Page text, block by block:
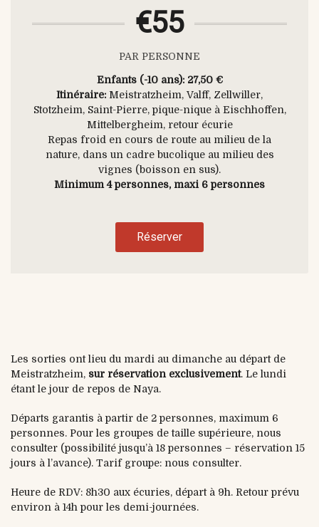
€55
PAR PERSONNE
Enfants (-10 ans): 27,50 €
Itinéraire: Meistratzheim, Valff, Zellwiller,
Stotzheim, Saint-Pierre, pique-nique à Eischhoffen,
Mittelbergheim, retour écurie
Repas froid en cours de route au milieu de la
nature, dans un cadre bucolique au milieu des
vignes (boisson en sus).
Minimum 4 personnes, maxi 6 personnes
Réserver
Les sorties ont lieu du mardi au dimanche au départ de
Meistratzheim, sur réservation exclusivement. Le lundi
étant le jour de repos de Naya.
Départs garantis à partir de 2 personnes, maximum 6
personnes. Pour les groupes de taille supérieure, nous
consulter (possibilité jusqu’à 18 personnes – réservation 15
jours à l’avance). Tarif groupe: nous consulter.
Heure de RDV: 8h30 aux écuries, départ à 9h. Retour prévu
environ à 14h pour les demi-journées.